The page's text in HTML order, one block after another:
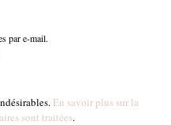
par e-mail.
En savoir plus sur la
sont traitées.